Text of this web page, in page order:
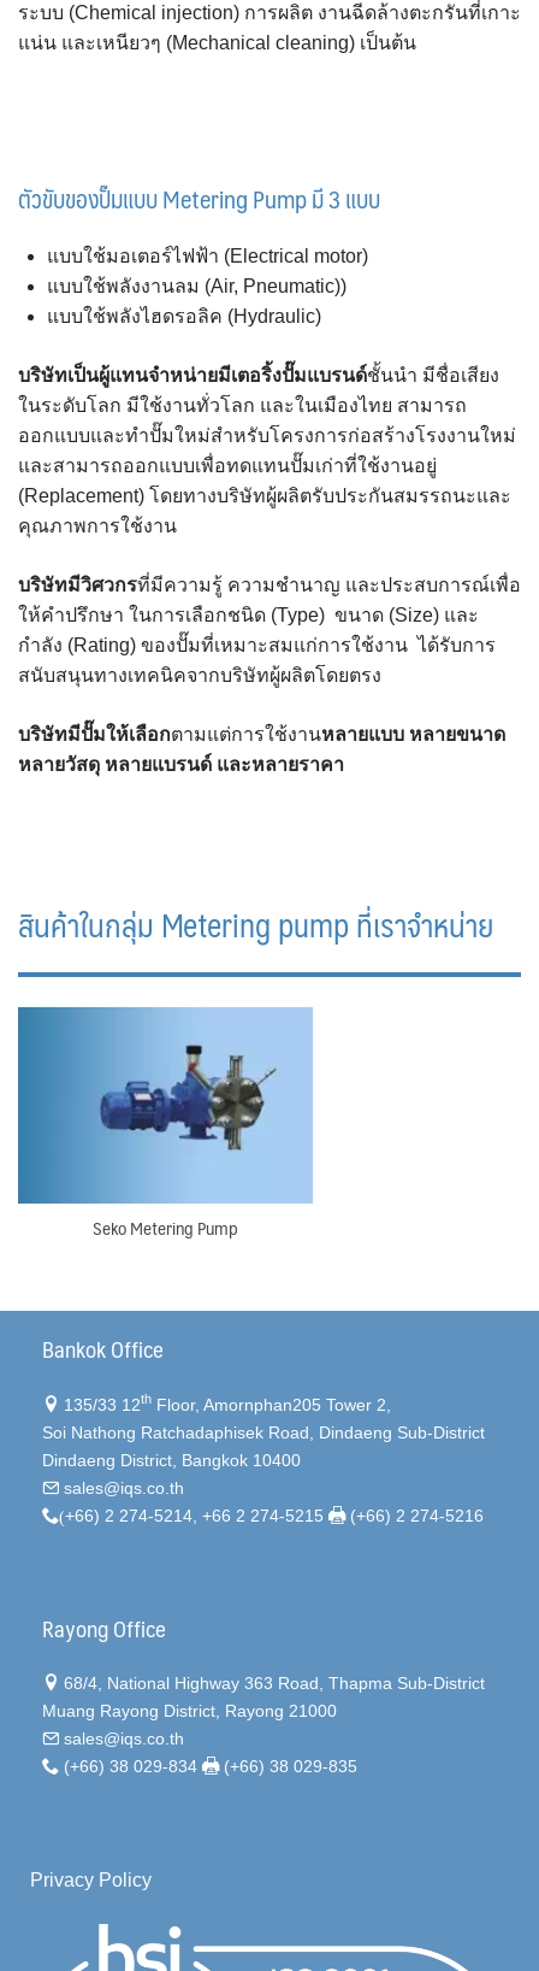
ระบบ (Chemical injection) การผลิต งานฉีดล้างตะกรันที่เกาะ
แน่น และเหนียวๆ (Mechanical cleaning) เป็นต้น
ตัวขับของปั๊มแบบ Metering Pump มี 3 แบบ
แบบใช้มอเตอร์ไฟฟ้า (Electrical motor)
แบบใช้พลังงานลม (Air, Pneumatic))
แบบใช้พลังไฮดรอลิค (Hydraulic)
บริษัทเป็นผู้แทนจำหน่ายมีเตอริ้งปั๊มแบรนด์ชั้นนำ มีชื่อเสียง
ในระดับโลก มีใช้งานทั่วโลก และในเมืองไทย สามารถ
ออกแบบและทำปั๊มใหม่สำหรับโครงการก่อสร้างโรงงานใหม่
และสามารถออกแบบเพื่อทดแทนปั๊มเก่าที่ใช้งานอยู่
(Replacement) โดยทางบริษัทผู้ผลิตรับประกันสมรรถนะและ
คุณภาพการใช้งาน
บริษัทมีวิศวกรที่มีความรู้ ความชำนาญ และประสบการณ์เพื่อ
ให้คำปรึกษา ในการเลือกชนิด (Type) ขนาด (Size) และ
กำลัง (Rating) ของปั๊มที่เหมาะสมแก่การใช้งาน ได้รับการ
สนับสนุนทางเทคนิคจากบริษัทผู้ผลิตโดยตรง
บริษัทมีปั๊มให้เลือกตามแต่การใช้งานหลายแบบ หลายขนาด
หลายวัสดุ หลายแบรนด์ และหลายราคา
สินค้าในกลุ่ม Metering pump ที่เราจำหน่าย
Seko Metering Pump
Bankok Office
135/33 12th Floor, Amornphan205 Tower 2,
Soi Nathong Ratchadaphisek Road, Dindaeng Sub-District
Dindaeng District, Bangkok 10400
sales@iqs.co.th
(+66) 2 274-5214, +66 2 274-5215 (+66) 2 274-5216
Rayong Office
68/4, National Highway 363 Road, Thapma Sub-District
Muang Rayong District, Rayong 21000
sales@iqs.co.th
(+66) 38 029-834
(+66) 38 029-835
Privacy Policy